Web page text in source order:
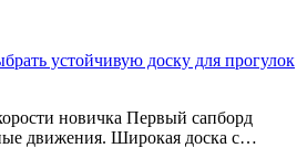
устойчивую доску для прогулок
новичка Первый сапборд
движения. Широкая доска с…